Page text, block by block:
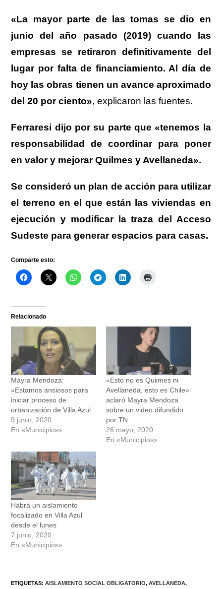
«La mayor parte de las tomas se dio en
junio del año pasado (2019) cuando las
empresas se retiraron definitivamente del
lugar por falta de financiamiento. Al día de
hoy las obras tienen un avance aproximado
del 20 por ciento», explicaron las fuentes.
Ferraresi dijo por su parte que «tenemos la
responsabilidad de coordinar para poner
en valor y mejorar Quilmes y Avellaneda».
Se consideró un plan de acción para utilizar
el terreno en el que están las viviendas en
ejecución y modificar la traza del Acceso
Sudeste para generar espacios para casas.
Comparte esto:
Relacionado
Mayra Mendoza:
«Estamos ansiosos para
iniciar proceso de
urbanización de Villa Azul
9 junio, 2020
En «Municipios»
«Esto no es Quilmes ni
Avellaneda, esto es Chile»
aclaró Mayra Mendoza
sobre un video difundido
por TN
26 mayo, 2020
En «Municipios»
Habrá un aislamiento
focalizado en Villa Azul
desde el lunes
7 junio, 2020
En «Municipios»
ETIQUETAS:AISLAMIENTO SOCIAL OBLIGATORIO, AVELLANEDA,